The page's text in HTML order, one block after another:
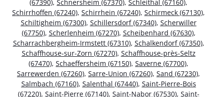
(67390), Schnersheim (67370), Schleithal (67160),
Schirrhoffen (67240), Schirrhein (67240), Schirmeck (67130),
Schiltigheim (67300), Schillersdorf (67340), Scherwiller
(67750), Scherlenheim (67270), Scheibenhard (67630),
Scharrachbergheim-Irmstett (67310), Schalkendorf (67350),
Schaffhouse-sur-Zorn (67270), Schaffhouse-près-Seltz
(67470), Schaeffersheim (67150), Saverne (67700),
Sarrewerden (67260), Sarre-Union (67260), Sand (67230),
Salmbach (67160), Salenthal (67440), Saint-Pierre-Bois
(67220), Saint-Pierre (67140), Saint-Nabor (67530), Saint-